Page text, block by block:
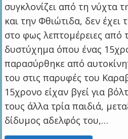
συγκλονίζει από τη νύχτα
και την Φθιώτιδα, δεν έχει
στο φως λεπτομέρειες από
δυστύχημα όπου ένας
παρασύρθηκε από
του στις παρυφές του
15χρονο είχαν βγεί για
τους άλλα τρία παιδιά,
δίδυμος αδελφός του,…